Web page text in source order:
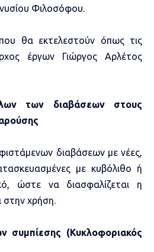
Φιλοσόφου.
θα εκτελεστούν όπως τις
έργων Γιώργος Αρλέτος
των διαβάσεων στους
διαβάσεων με νέες,
με κυβόλιθο ή
ώστε να διασφαλίζεται η
χρήση.
συμπίεσης (Κυκλοφοριακός